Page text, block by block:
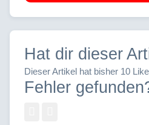
Hat dir dieser
Dieser Artikel hat bisher 10
Fehler